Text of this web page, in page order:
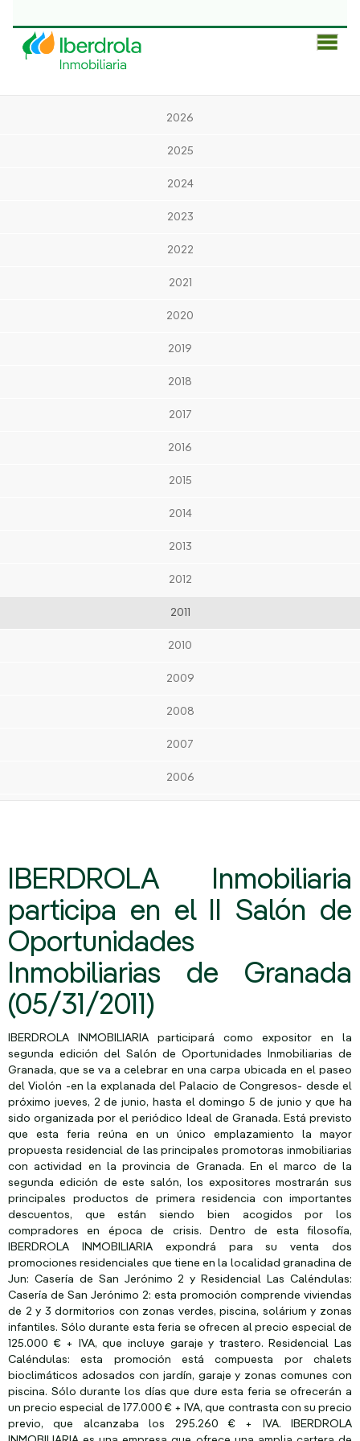
2026
2025
2024
2023
2022
2021
2020
2019
2018
2017
2016
2015
2014
2013
2012
2011
2010
2009
2008
2007
2006
IBERDROLA Inmobiliaria
participa en el II Salón de
Oportunidades
Inmobiliarias de Granada
(05/31/2011)
IBERDROLA INMOBILIARIA participará como expositor en la
segunda edición del Salón de Oportunidades Inmobiliarias de
Granada, que se va a celebrar en una carpa ubicada en el paseo
del Violón -en la explanada del Palacio de Congresos- desde el
próximo jueves, 2 de junio, hasta el domingo 5 de junio y que ha
sido organizada por el periódico Ideal de Granada. Está previsto
que esta feria reúna en un único emplazamiento la mayor
propuesta residencial de las principales promotoras inmobiliarias
con actividad en la provincia de Granada. En el marco de la
segunda edición de este salón, los expositores mostrarán sus
principales productos de primera residencia con importantes
descuentos, que están siendo bien acogidos por los
compradores en época de crisis. Dentro de esta filosofía,
IBERDROLA INMOBILIARIA expondrá para su venta dos
promociones residenciales que tiene en la localidad granadina de
Jun: Casería de San Jerónimo 2 y Residencial Las Caléndulas:
Casería de San Jerónimo 2: esta promoción comprende viviendas
de 2 y 3 dormitorios con zonas verdes, piscina, solárium y zonas
infantiles. Sólo durante esta feria se ofrecen al precio especial de
125.000 € + IVA, que incluye garaje y trastero. Residencial Las
Caléndulas: esta promoción está compuesta por chalets
bioclimáticos adosados con jardín, garaje y zonas comunes con
piscina. Sólo durante los días que dure esta feria se ofrecerán a
un precio especial de 177.000 € + IVA, que contrasta con su precio
previo, que alcanzaba los 295.260 € + IVA. IBERDROLA